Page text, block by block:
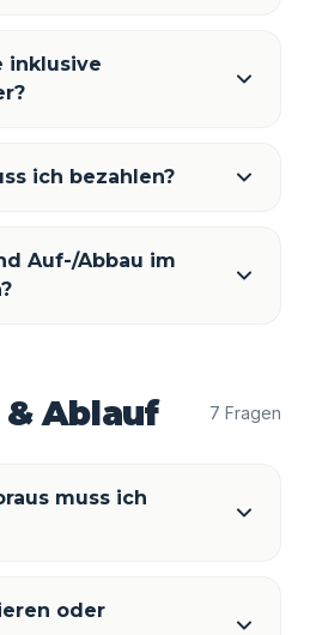
inklusive
ich bezahlen?
Auf-/Abbau im
Ablauf 7 Fragen
muss ich
oder